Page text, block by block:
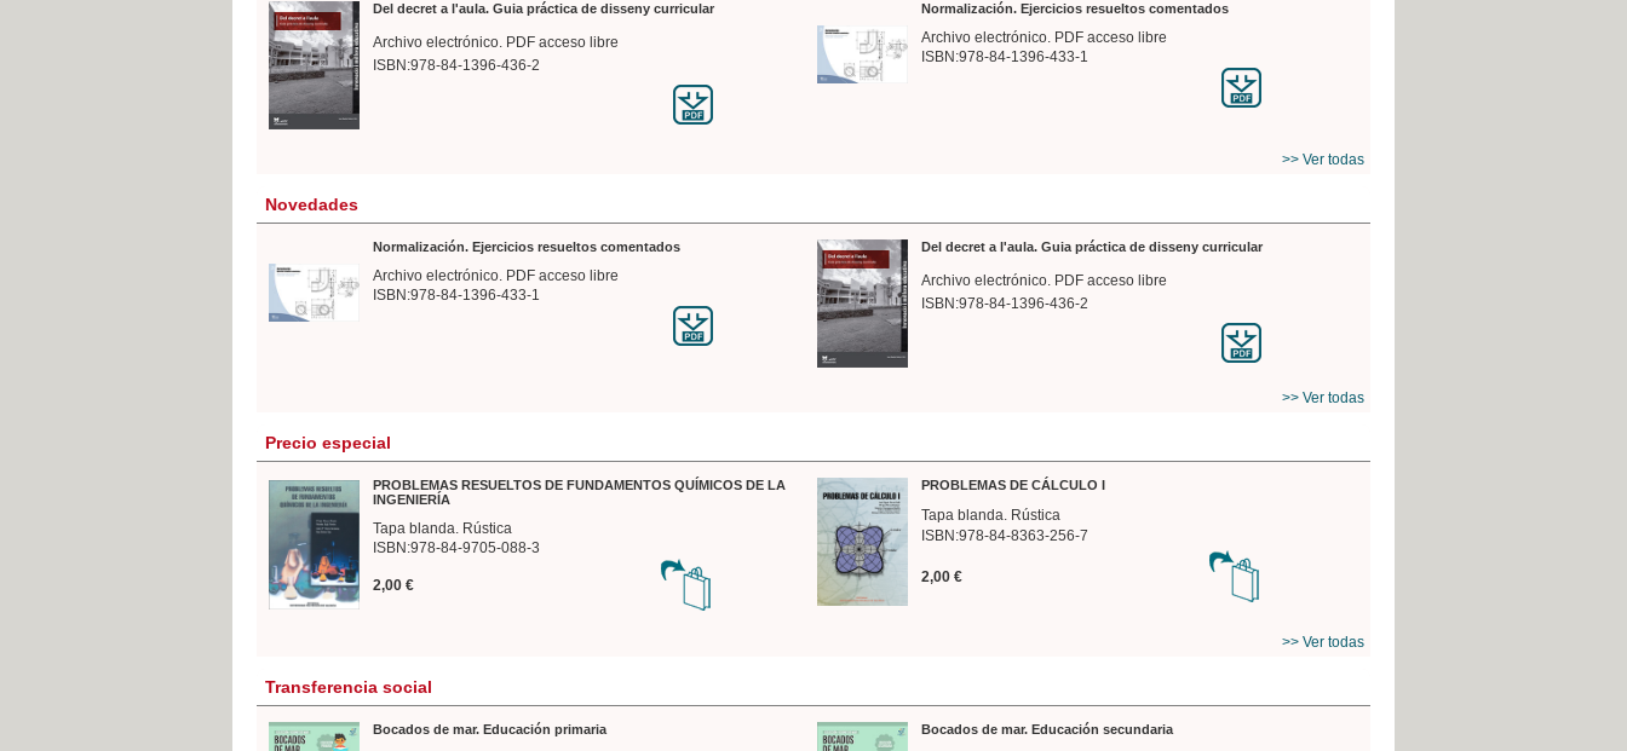
Del decret a l'aula. Guia práctica de disseny curricular
Archivo electrónico. PDF acceso libre
ISBN:978-84-1396-436-2
Normalización. Ejercicios resueltos comentados
Archivo electrónico. PDF acceso libre
ISBN:978-84-1396-433-1
>> Ver todas
Novedades
Normalización. Ejercicios resueltos comentados
Archivo electrónico. PDF acceso libre
ISBN:978-84-1396-433-1
Del decret a l'aula. Guia práctica de disseny curricular
Archivo electrónico. PDF acceso libre
ISBN:978-84-1396-436-2
>> Ver todas
Precio especial
PROBLEMAS RESUELTOS DE FUNDAMENTOS QUÍMICOS DE LA
INGENIERÍA
Tapa blanda. Rústica
ISBN:978-84-9705-088-3
2,00 €
PROBLEMAS DE CÁLCULO I
Tapa blanda. Rústica
ISBN:978-84-8363-256-7
2,00 €
>> Ver todas
Transferencia social
Bocados de mar. Educación primaria Bocados de mar. Educación secundaria